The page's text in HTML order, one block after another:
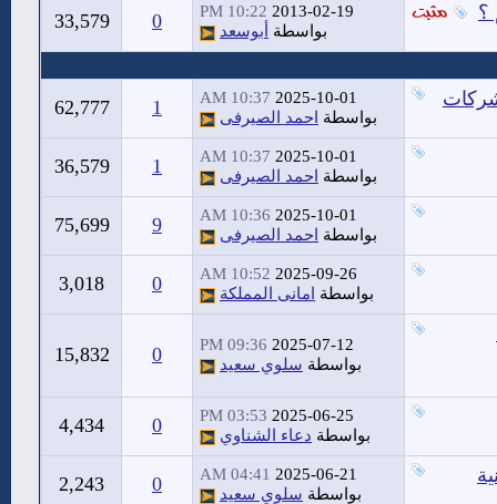
؟ 2013-02-19
10:22 PM
بواسطة
أبوسعد 0
33,579
2025-10-01
10:37 AM
بواسطة
احمد الصيرفى 1
62,777
2025-10-01
10:37 AM
بواسطة
احمد الصيرفى 1
36,579
2025-10-01
10:36 AM
بواسطة
احمد الصيرفى 9
75,699
2025-09-26
10:52 AM
بواسطة
امانى المملكة 0
3,018
2025-07-12
09:36 PM
بواسطة سلوي سعيد 0
15,832
2025-06-25
03:53 PM
بواسطة دعاء الشناوي 0
4,434
2025-06-21
04:41 AM
بواسطة سلوي سعيد 0
2,243